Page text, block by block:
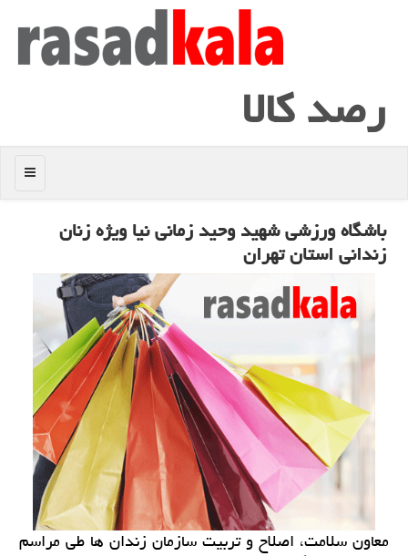
رصد كالا
منو
باشگاه ورزشی شهید وحید زمانی نیا ویژه زنان
زندانی استان تهران
معاون سلامت، اصلاح و تربیت سازمان زندان ها طی مراسم